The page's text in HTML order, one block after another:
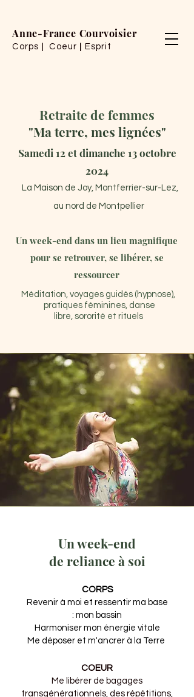
Anne-France Courvoisier
Corps Coeur Esprit
Retraite de femmes
"Ma terre, mes lignées"
Samedi 12 et dimanche 13 octobre
2024
La Maison de Joy, Montferrier-sur-Lez,
au nord de Montpellier
Un week-end dans un lieu magnifique
pour se retrouver, se libérer, se
ressourcer
Méditation, voyages guidés (hypnose),
pratiques féminines, danse
libre, sororité et rituels
Un week-end
de reliance à soi
CORPS
Revenir à moi et ressentir ma base
: mon bassin
Harmoniser mon énergie vitale
Me déposer et m'ancrer à la Terre
COEUR
Me libérer de bagages
transgénérationnels, des répétitions,